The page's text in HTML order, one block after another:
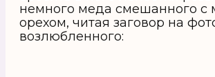
немного меда смешанного с
орехом, читая заговор на
возлюбленного: